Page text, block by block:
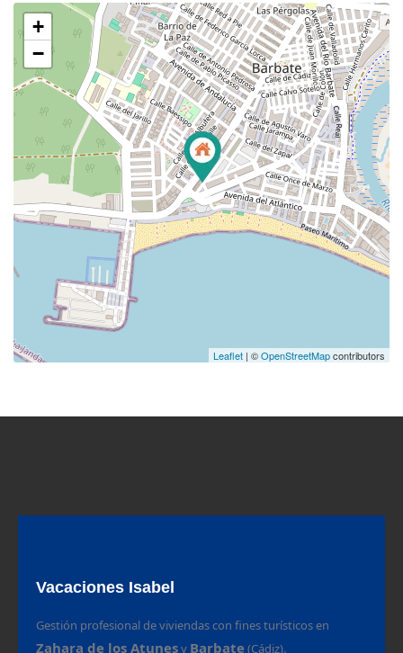
+
−
Leaflet | ©OpenStreetMapcontributors
Vacaciones Isabel
Gestión profesional de viviendas con fines turísticos en
Zahara de los Atunesy Barbate (Cádiz).